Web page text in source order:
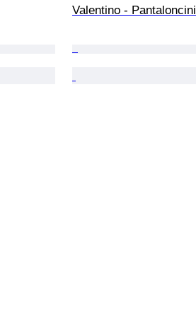
Valentino - Pantaloncini